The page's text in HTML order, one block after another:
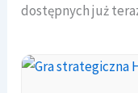
dostępnych już